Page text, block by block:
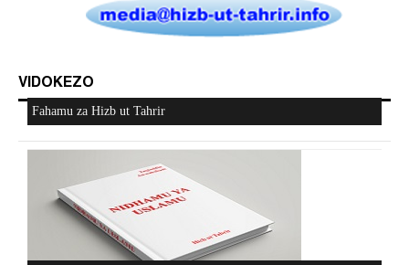
VIDOKEZO
Fahamu za Hizb ut Tahrir